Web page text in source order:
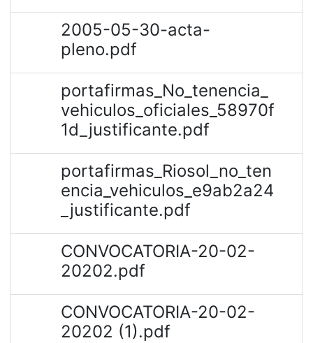
2005-05-30-acta-
pleno.pdf
portafirmas_No_tenencia_
vehiculos_oficiales_58970f
1d_justificante.pdf
portafirmas_Riosol_no_ten
encia_vehiculos_e9ab2a24
_justificante.pdf
CONVOCATORIA-20-02-
20202.pdf
CONVOCATORIA-20-02-
20202 (1).pdf